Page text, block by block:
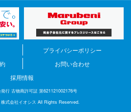
プライバシーポリシー
お問い合わせ
採用情報
行 古物商許可証 第621121002176号
式会社イオシス All Rights Reserved.